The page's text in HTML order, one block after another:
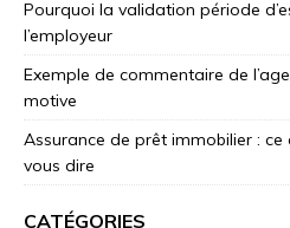
Pourquoi la validation période
l’employeur
Exemple de commentaire de
motive
Assurance de prêt immobilier :
vous dire
CATÉGORIES